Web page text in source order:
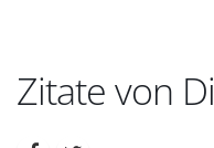
Zitate von